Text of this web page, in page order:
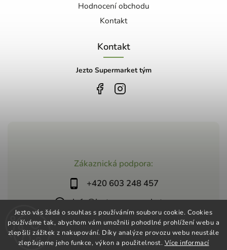
Jezto vás žádá o souhlas s používáním souboru cookie. Cookies
používáme tak, abychom vám umožnili pohodlné prohlížení webu a
zlepšili zážitek z nakupování. Díky analýze provozu webu neustále
zlepšujeme jeho funkce, výkon a použitelnost. Více informací
Zákaznická podpora:
+420 603 248 457
info@jeztosupermarket.cz
Hodnocení obchodu
Kontakt
Kontakt
Jezto Supermarket tým